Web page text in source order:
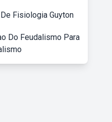
Fisiologia Guyton
Do Feudalismo Para